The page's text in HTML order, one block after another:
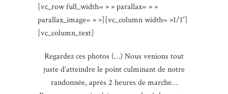
[vc_row full_width= » » parallax= » »
parallax_image= » »][vc_column width= »1/1″]
[vc_column_text]
Regardez ces photos (…) Nous venions tout
juste d’atteindre le point culminant de notre
randonnée, après 2 heures de marche…